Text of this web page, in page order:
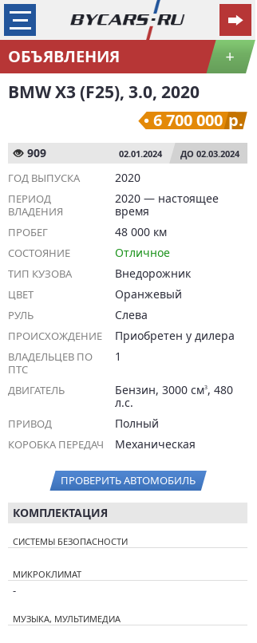
ОБЪЯВЛЕНИЯ +
BMW X3 (F25), 3.0, 2020
6 700 000 р.
909 02.01.2024 ДО 02.03.2024
ГОД ВЫПУСКА 2020
ПЕРИОД
ВЛАДЕНИЯ
2020 — настоящее
время
ПРОБЕГ 48 000 км
СОСТОЯНИЕ Отличное
ТИП КУЗОВА Внедорожник
ЦВЕТ Оранжевый
РУЛЬ Слева
ПРОИСХОЖДЕНИЕ Приобретен у дилера
ВЛАДЕЛЬЦЕВ ПО
ПТС
1
ДВИГАТЕЛЬ Бензин, 3000 см3, 480
л.с.
ПРИВОД Полный
КОРОБКА ПЕРЕДАЧ Механическая
ПРОВЕРИТЬ АВТОМОБИЛЬ
КОМПЛЕКТАЦИЯ
СИСТЕМЫ БЕЗОПАСНОСТИ
МИКРОКЛИМАТ
-
МУЗЫКА, МУЛЬТИМЕДИА